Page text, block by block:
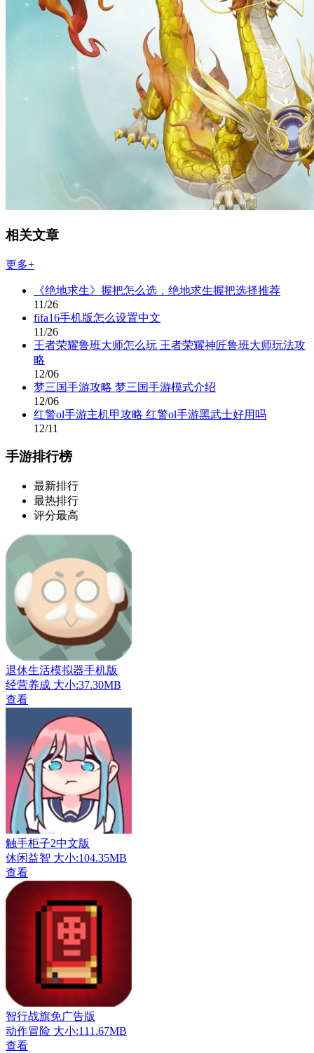
相关文章
更多+
《绝地求生》握把怎么选，绝地求生握把选择推荐
11/26
fifa16手机版怎么设置中文
11/26
王者荣耀鲁班大师怎么玩 王者荣耀神匠鲁班大师玩法攻
略
12/06
梦三国手游攻略 梦三国手游模式介绍
12/06
红警ol手游主机甲攻略 红警ol手游黑武士好用吗
12/11
手游排行榜
最新排行
最热排行
评分最高
退休生活模拟器手机版
经营养成 大小:37.30MB
查看
触手柜子2中文版
休闲益智 大小:104.35MB
查看
智行战旗免广告版
动作冒险 大小:111.67MB
查看